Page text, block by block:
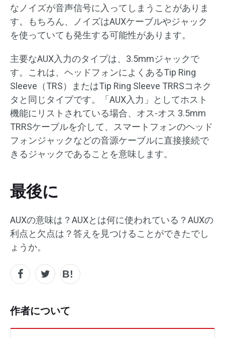
なノイズが音声信号に入ってしまうことがありま
す。もちろん、ノイズはAUXケーブルやジャック
を使っていても発生する可能性があります。
主要なAUX入力のタイプは、3.5mmジャックで
す。これは、ヘッドフォンによくあるTip Ring
Sleeve（TRS）またはTip Ring Sleeve TRRSコネク
タと同じタイプです。「AUX入力」としてホスト
機能にリストされている場合、オス-オス 3.5mm
TRRSケーブルを介して、スマートフォンのヘッド
フォンジャックなどの音源ケーブルに直接接続で
きるジャックであることを意味します。
最後に
AUXの意味は？AUXとは何に使われている？AUXの
利点と欠点は？答えを見つけることができたでし
ょうか。
作者について